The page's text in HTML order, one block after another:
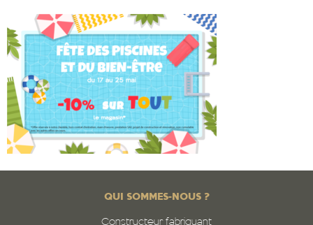
QUI SOMMES-NOUS ?
Constructeur fabriquant